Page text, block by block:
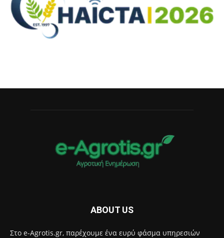
ABOUT US
Στο e-Agrotis.gr, παρέχουμε ένα ευρύ φάσμα υπηρεσιών